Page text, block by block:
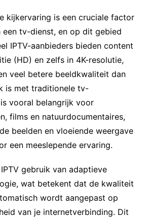
kijkervaring is een cruciale factor
een tv-dienst, en op dit gebied
IPTV-aanbieders bieden content
(HD) en zelfs in 4K-resolutie,
veel betere beeldkwaliteit dan
is met traditionele tv-
vooral belangrijk voor
films en natuurdocumentaires,
beelden en vloeiende weergave
een meeslepende ervaring.
gebruik van adaptieve
wat betekent dat de kwaliteit
wordt aangepast op
van je internetverbinding. Dit